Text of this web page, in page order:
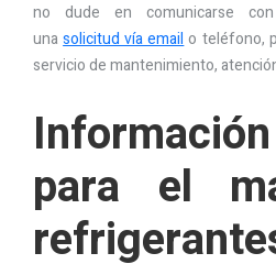
no dude en comunicarse
unasolicitud vía email o teléfono,
servicio de mantenimiento,
para el